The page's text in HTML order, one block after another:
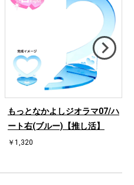
もっとなかよしジオラマ07/ハ
ート右(ブルー)【推し活】
￥1,320